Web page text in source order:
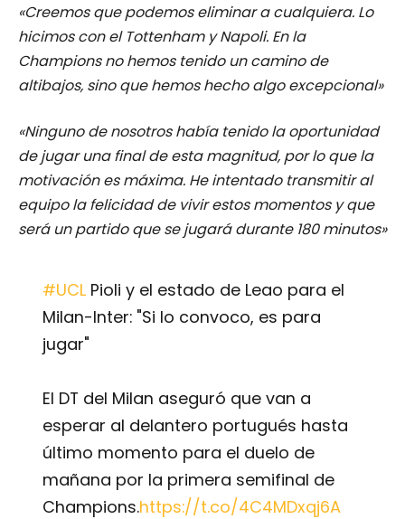
«Creemos que podemos eliminar a cualquiera. Lo
hicimos con el Tottenham y Napoli. En la
Champions no hemos tenido un camino de
altibajos, sino que hemos hecho algo excepcional»
«Ninguno de nosotros había tenido la oportunidad
de jugar una final de esta magnitud, por lo que la
motivación es máxima. He intentado transmitir al
equipo la felicidad de vivir estos momentos y que
será un partido que se jugará durante 180 minutos»
#UCLPioli y el estado de Leao para el
Milan-Inter: "Si lo convoco, es para
jugar"
El DT del Milan aseguró que van a
esperar al delantero portugués hasta
último momento para el duelo de
mañana por la primera semifinal de
Champions.https://t.co/4C4MDxqj6A